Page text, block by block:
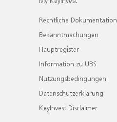
Rechtliche Dokumentation
Bekanntmachungen
Hauptregister
Information zu UBS
Nutzungsbedingungen
Datenschutzerklärung
KeyInvest Disclaimer